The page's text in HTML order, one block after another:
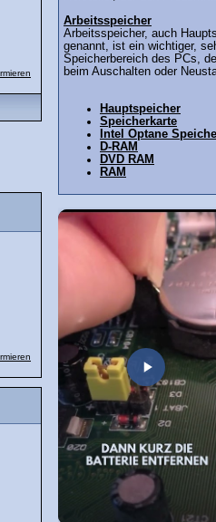
Arbeitsspeicher
Arbeitsspeicher, auch
genannt, ist ein wichtiger,
Speicherbereich des PCs,
beim Auschalten oder
Hauptspeicher
Speicherkarte
Intel Optane
D-RAM
DVD RAM
RAM